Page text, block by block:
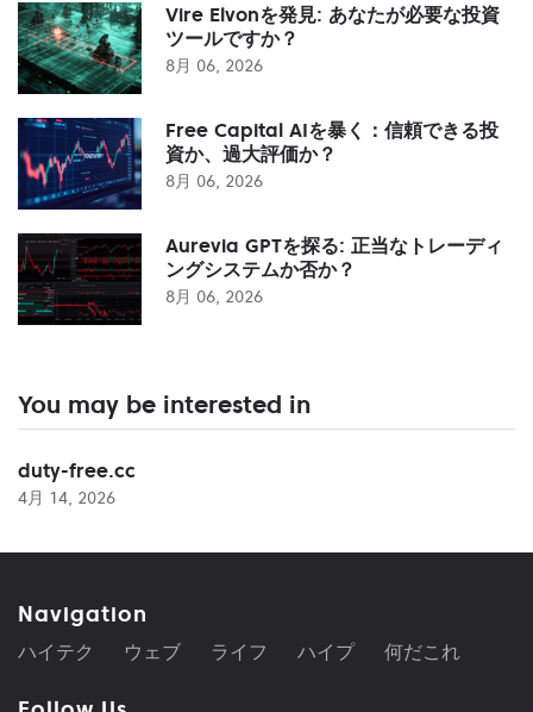
Vire Elvonを発見: あなたが必要な投資
ツールですか？
8月 06, 2026
Free Capital AIを暴く：信頼できる投
資か、過大評価か？
8月 06, 2026
Aurevia GPTを探る: 正当なトレーディ
ングシステムか否か？
8月 06, 2026
You may be interested in
duty-free.cc
4月 14, 2026
Navigation
ハイテク ウェブ ライフ ハイプ 何だこれ